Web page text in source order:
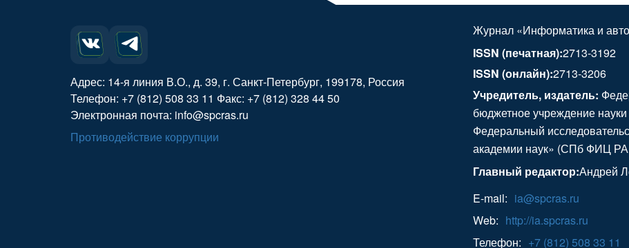
Адрес: 14-я линия В.О., д. 39, г. Санкт-Петербург, 199178, Россия
Телефон: +7 (812) 508 33 11 Факс: +7 (812) 328 44 50
Электронная почта: info@spcras.ru
Противодействие коррупции
Журнал «Информатика и
ISSN (печатная):2713-3192
ISSN (онлайн):2713-3206
Учредитель, издатель:
бюджетное учреждение
Федеральный
академии наук» (СПб ФИЦ
Главный редактор:Андрей
E-mail: ia@spcras.ru
Web: http://ia.spcras.ru
Телефон: +7 (812) 508 33 11